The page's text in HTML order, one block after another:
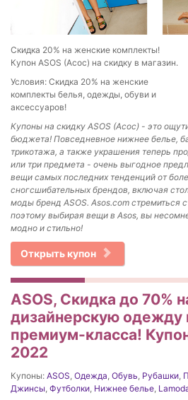
Скидка 20% на женские комплекты!
Купон ASOS (Асос) на скидку в магазин.
Условия: Скидка 20% на женские
комплекты белья, одежды, обуви и
аксессуаров!
Купоны на скидку ASOS (Асос) - это
бюджета! Повседневное нижнее белье,
трикотажа, а также украшения теперь
или три предмета - очень выгодное
вещи самых последних тенденций от
сногсшибательных брендов, включая
моды бренд ASOS. Asos.com стремиться
поэтому выбирая вещи в Asos, вы
модно и стильно!
Открыть купон
ASOS, Скидка до 70%
дизайнерскую одежду
премиум-класса!
2022
Купоны: ASOS Одежда Обувь Рубашки
Джинсы Футболки Нижнее белье